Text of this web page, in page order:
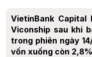
VietinBank
Viconship sau khi
trong phiên ngày
vốn xuống còn